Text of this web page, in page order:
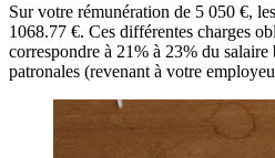
Sur votre rémunération de 5 050 €,
1068.77 €. Ces différentes charges
correspondre à 21% à 23% du salaire
patronales (revenant à votre